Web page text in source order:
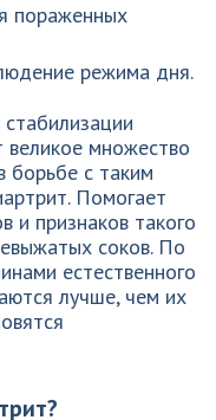
пораженных
режима дня.
великое множество
борьбе с таким
Помогает
и признаков такого
соков. По
естественного
лучше, чем их